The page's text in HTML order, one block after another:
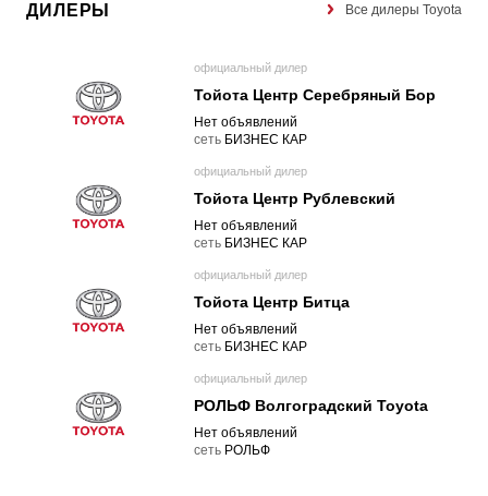
ДИЛЕРЫ Все дилеры Toyota
официальный дилер
Тойота Центр Серебряный Бор
Нет объявлений
cеть БИЗНЕС КАР
официальный дилер
Тойота Центр Рублевский
Нет объявлений
cеть БИЗНЕС КАР
официальный дилер
Тойота Центр Битца
Нет объявлений
cеть БИЗНЕС КАР
официальный дилер
РОЛЬФ Волгоградский Toyota
Нет объявлений
cеть РОЛЬФ